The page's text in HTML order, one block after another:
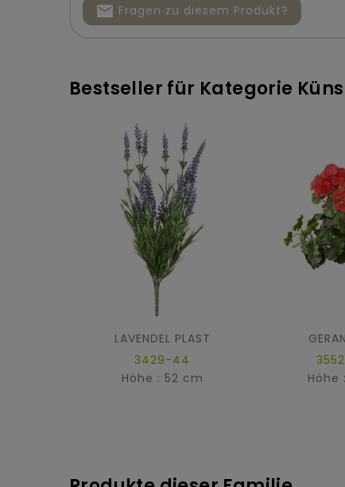
mail Fragen zu diesem Produkt?
Bestseller für Kategorie
LAVENDEL PLAST
3429-44
Höhe : 52 cm
Höhe